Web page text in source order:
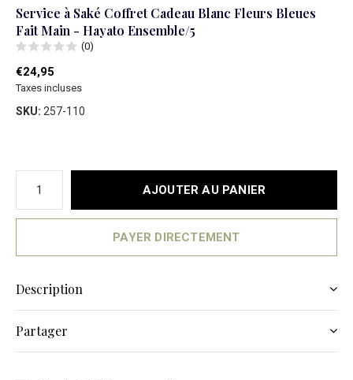
Service à Saké Coffret Cadeau Blanc Fleurs Bleues
Fait Main - Hayato Ensemble/5
(0)
€24,95
Taxes incluses
SKU: 257-110
AJOUTER AU PANIER
PAYER DIRECTEMENT
Description
Partager